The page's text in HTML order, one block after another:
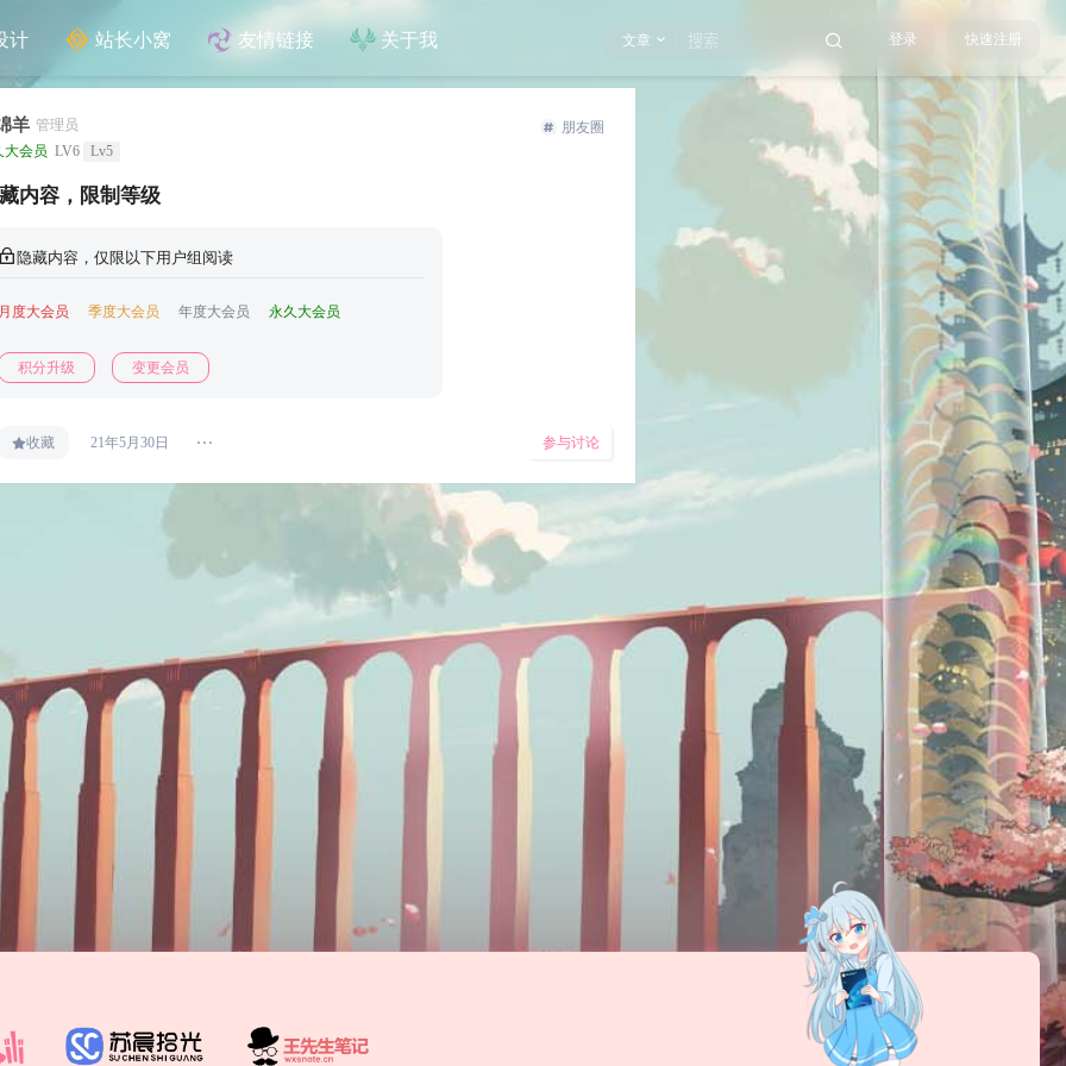
计 站长小窝 友情链接 关于我 文章 登录 快速注册
羊 管理员
大会员 LV6 Lv5
朋友圈
内容，限制等级
隐藏内容，仅限以下用户组阅读
度大会员 季度大会员 年度大会员 永久大会员
积分升级 变更会员
收藏 21年5月30日 参与讨论